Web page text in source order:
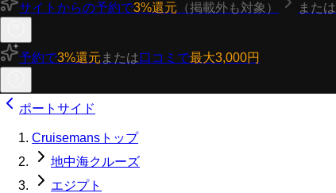
サイトからの予約で3%還元 （掲載外も対象） または
予約で3%還元 または口コミで最大3,000円
ポートサイド
Cruisemansトップ
地中海クルーズ
エジプト